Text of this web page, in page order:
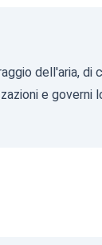
dell'aria,
e governi